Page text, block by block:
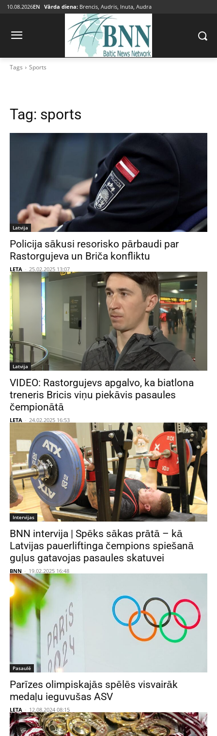
10.08.2026EN Vārda diena: Brencis, Audris, Inuta, Audra
Tags Sports
Tag: sports
Latvija
Policija sākusi resorisko pārbaudi par
Rastorgujeva un Briča konfliktu
LETA - 25.02.2025 13:07
Latvija
VIDEO: Rastorgujevs apgalvo, ka biatlona
treneris Bricis viņu piekāvis pasaules
čempionātā
LETA - 24.02.2025 16:53
Intervijas
BNN intervija | Spēks sākas prātā – kā
Latvijas pauerliftinga čempions spiešanā
guļus gatavojas pasaules skatuvei
BNN - 19.02.2025 16:48
Pasaulē
Parīzes olimpiskajās spēlēs visvairāk
medaļu ieguvušas ASV
LETA - 12.08.2024 08:15